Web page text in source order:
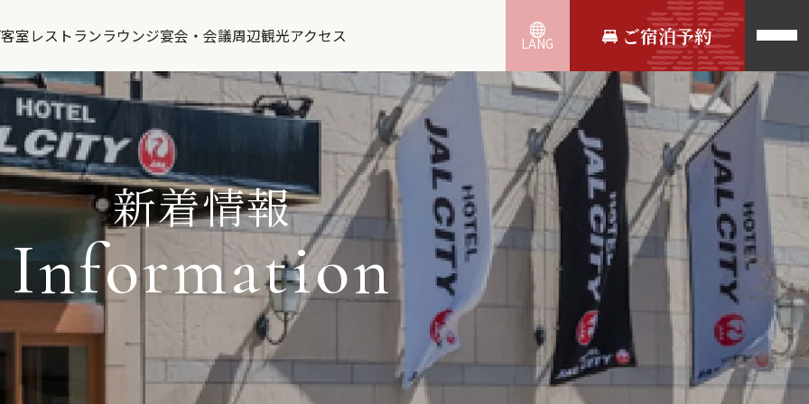
客室レストランラウンジ宴会・会議周辺観光アクセス LANG ご宿泊予約
新着情報
Information